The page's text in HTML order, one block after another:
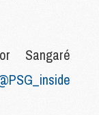
Sangaré